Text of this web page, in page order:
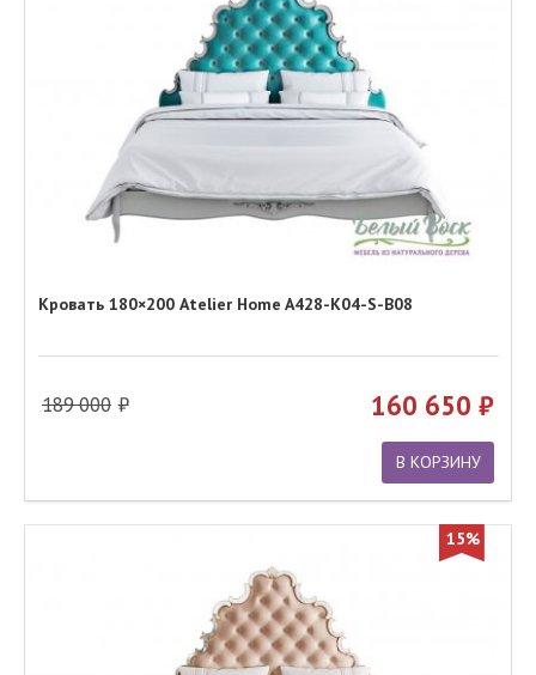
Кровать 180×200 Atelier Home A428-K04-S-B08
189 000 160 650
В КОРЗИНУ
15%